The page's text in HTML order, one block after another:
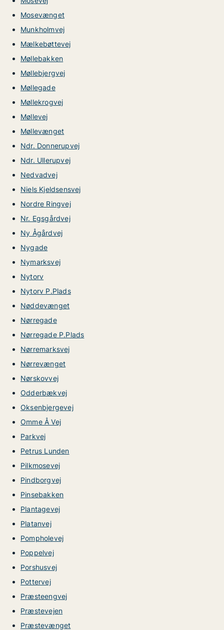
Mosevænget
Munkholmvej
Mælkebøttevej
Møllebakken
Møllebjergvej
Møllegade
Møllekrogvej
Møllevej
Møllevænget
Ndr. Donnerupvej
Ndr. Ullerupvej
Nedvadvej
Niels Kjeldsensvej
Nordre Ringvej
Nr. Egsgårdvej
Ny Ågårdvej
Nygade
Nymarksvej
Nytorv
Nytorv P.Plads
Nøddevænget
Nørregade
Nørregade P.Plads
Nørremarksvej
Nørrevænget
Nørskovvej
Odderbækvej
Oksenbjergevej
Omme Å Vej
Parkvej
Petrus Lunden
Pilkmosevej
Pindborgvej
Pinsebakken
Plantagevej
Platanvej
Pompholevej
Poppelvej
Porshusvej
Pottervej
Præsteengvej
Præstevejen
Præstevænget